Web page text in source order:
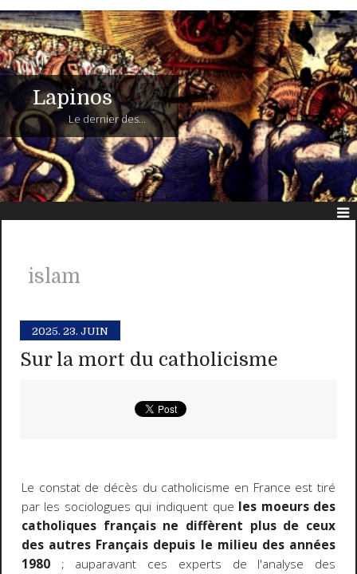
Lapinos
Le dernier des...
islam
2025. 23. JUIN
Sur la mort du catholicisme
Le constat de décès du catholicisme en France est tiré
par les sociologues qui indiquent que les moeurs des
catholiques français ne diffèrent plus de ceux
des autres Français depuis le milieu des années
1980; auparavant ces experts de l'analyse des